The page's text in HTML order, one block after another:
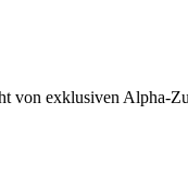
von exklusiven Alpha-